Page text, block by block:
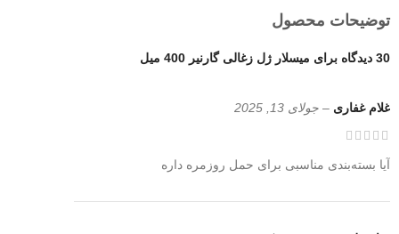
توضیحات محصول
30 دیدگاه برای میسلار ژل زغالی گارنیر 400 میل
غلام غفاری – جولای 13, 2025
آیا بسته‌بندی مناسبی برای حمل روزمره داره